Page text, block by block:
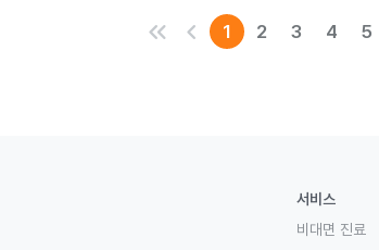
keyboard_double_arrow_left keyboard_arrow_left 1 2 3 4 5
서비스
비대면 진료